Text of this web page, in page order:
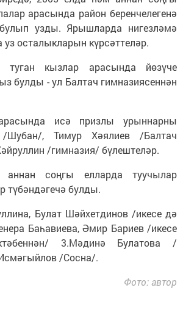
арасында район беренчелегенә
узды. Ярышларда нигезләмә
уз осталыкларын күрсәттеләр.
туган кызлар арасында йөзүче
булды - ул Балтач гимназиясеннән
исә призлы урыннарны
Шубан/, Тимур Хәялиев /Балтач
/гимназия/ бүлештеләр.
соңгы елларда туучылар
түбәндәгечә булды.
Булат Шәйхетдинов /икесе дә
Баһавиева, Әмир Бариев /икесе
3.Мәдинә Булатова /
/Сосна/.
Фото: автор